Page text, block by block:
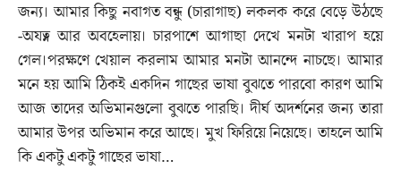
জন্য। আমার কিছু নবাগত বন্ধু (চারাগাছ) লকলক করে বেড়ে উঠছে
-অযত্ন আর অবহেলায়। চারপাশে আগাছা দেখে মনটা খারাপ হয়ে
গেল।পরক্ষণে খেয়াল করলাম আমার মনটা আনন্দে নাচছে। আমার
মনে হয় আমি ঠিকই একদিন গাছের ভাষা বুঝতে পারবো কারণ আমি
আজ তাদের অভিমানগুলো বুঝতে পারছি। দীর্ঘ অদর্শনের জন্য তারা
আমার উপর অভিমান করে আছে। মুখ ফিরিয়ে নিয়েছে। তাহলে আমি
কি একটু একটু গাছের ভাষা…